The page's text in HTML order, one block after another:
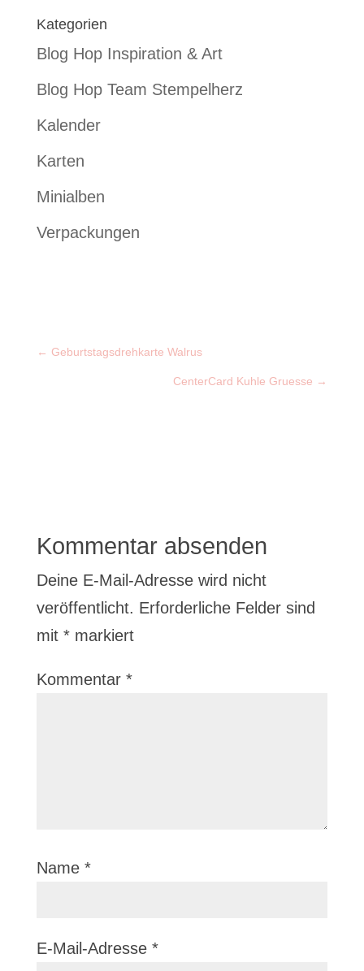
Kategorien
Blog Hop Inspiration & Art
Blog Hop Team Stempelherz
Kalender
Karten
Minialben
Verpackungen
← Geburtstagsdrehkarte Walrus
CenterCard Kuhle Gruesse →
Kommentar absenden
Deine E-Mail-Adresse wird nicht
veröffentlicht. Erforderliche Felder sind
mit *markiert
Kommentar *
Name *
E-Mail-Adresse *